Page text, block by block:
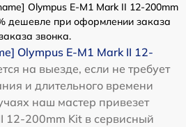
Olympus E‑M1 Mark II 12-200mm
дешевле при оформлении заказа
звонка.
Olympus E‑M1 Mark II 12-
на выезде, если не требует
и длительного времени
наш мастер привезет
12-200mm Kit в сервисный